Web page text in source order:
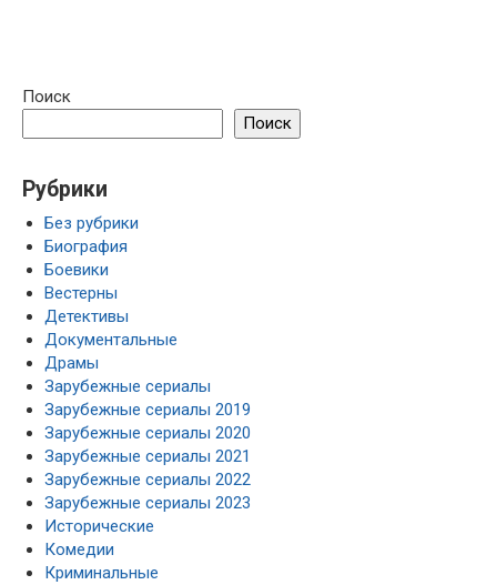
Поиск
Поиск
Рубрики
Без рубрики
Биография
Боевики
Вестерны
Детективы
Документальные
Драмы
Зарубежные сериалы
Зарубежные сериалы 2019
Зарубежные сериалы 2020
Зарубежные сериалы 2021
Зарубежные сериалы 2022
Зарубежные сериалы 2023
Исторические
Комедии
Криминальные